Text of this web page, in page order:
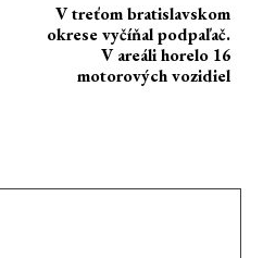
V treťom bratislavskom
okrese vyčíňal podpaľač.
V areáli horelo 16
motorových vozidiel